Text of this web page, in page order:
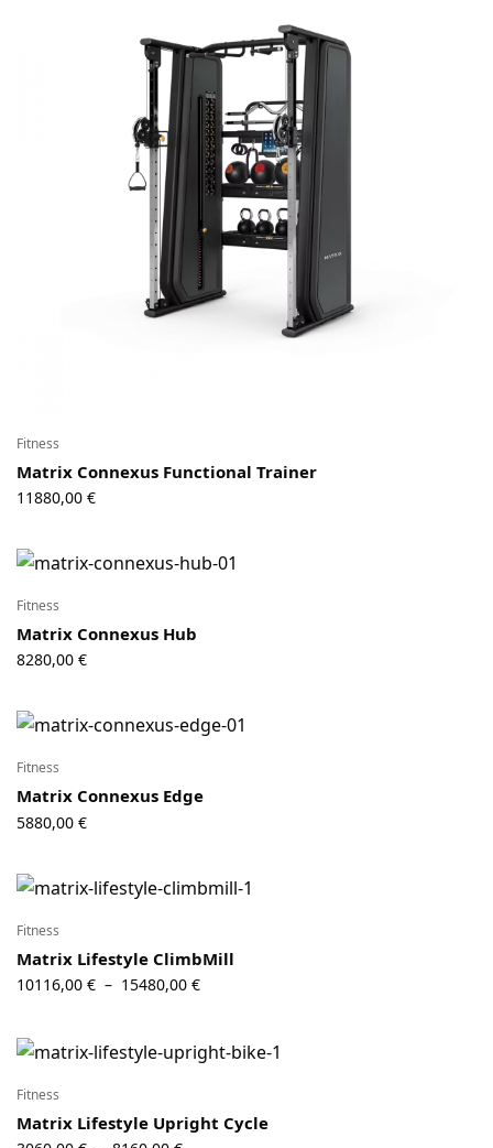
Fitness
Matrix Connexus Functional Trainer
11880,00 €
Fitness
Matrix Connexus Hub
8280,00 €
Fitness
Matrix Connexus Edge
5880,00 €
Fitness
Matrix Lifestyle ClimbMill
10116,00 € – 15480,00 €Plage de
à
Fitness
Matrix Lifestyle Upright Cycle